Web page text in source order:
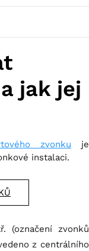
jak jej
zvonku je
instalaci.
(označení zvonků
z centrálního